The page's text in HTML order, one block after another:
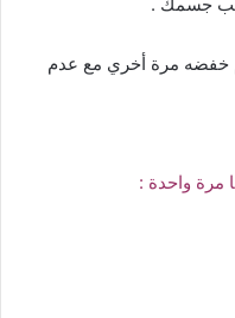
خفضه مرة أخري مع عدم
مرة واحدة :